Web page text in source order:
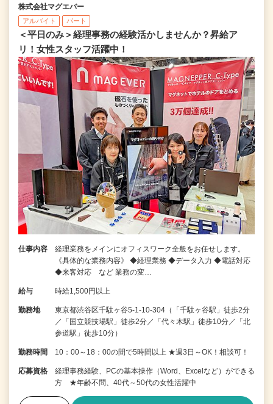
株式会社マグエバー
アルバイト パート
＜平日のみ＞経理事務の経験活かしませんか？昇給ア
リ！女性スタッフ活躍中！
仕事内容
経理業務をメインにオフィスワーク全般をお任せします。
《具体的な業務内容》 ◆経理業務 ◆データ入力 ◆電話対応
◆来客対応 など 業務の変…
給与 時給1,500円以上
勤務地
東京都渋谷区千駄ヶ谷5-1-10-304（「千駄ヶ谷駅」徒歩2分
／「国立競技場駅」徒歩2分／「代々木駅」徒歩10分／「北
参道駅」徒歩10分）
勤務時間 10：00～18：00の間で5時間以上 ★週3日～OK！相談可！
応募資格
経理事務経験、PCの基本操作（Word、Excelなど）ができる
方 ★年齢不問、40代～50代の女性活躍中